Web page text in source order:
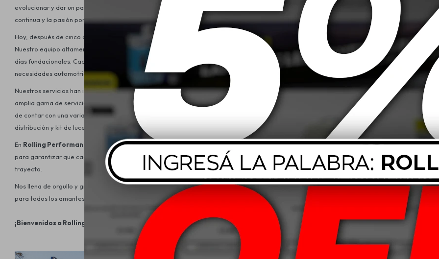
evolucionar y dar un paso más allá. Nació así
Rolling Performance
, una nueva identidad que refleja nuestro compromiso con la mejora
continua y la pasión por ofrecer servicios automotrices de vanguardia.
Hoy, después de cinco décadas de crecimiento ininterrumpido, Rolling Performance
se erige como un líder en el mercado automotriz.
Nuestro equipo altamente capacitado y especializado abre las puertas de nuestro taller con la misma pasión y entusiasmo que en aquellos
días fundacionales. Cada cliente que ingresa recibe una cálida bienvenida y el compromiso de brindarle soluciones a medida para sus
necesidades automotrices.
Nuestros servicios han ido expandiéndose y mejorando con el tiempo para satisfacer las demandas de nuestros clientes. Ofrecemos una
amplia gama de servicios que incluyen alineación, balanceo, venta de neumáticos y llantas de primera calidad. Además, nos enorgullecemos
de contar con una variada oferta de productos y servicios, desde lubricantes, filtros y repuestos, hasta mecánica ligera, frenos, electricidad,
distribución y kit de luces led, cubreasientos y accesorios, así como productos de estética automotriz.
En Rolling Performance
, la satisfacción de nuestros clientes es nuestra máxima prioridad. Mantenemos los estándares de calidad más altos
para garantizar que cada vehículo que sale de nuestro taller lo haga en óptimas condiciones, brindando seguridad y confort en cada
trayecto.
Nos llena de orgullo y gratitud celebrar estos 50 años de trayectoria, y renovamos nuestro compromiso de seguir siendo un socio confiable
para todos los amantes de los automóviles que nos eligen.
¡Bienvenidos a Rolling Performance, donde la pasión por el rendimiento automotriz cobra vida!